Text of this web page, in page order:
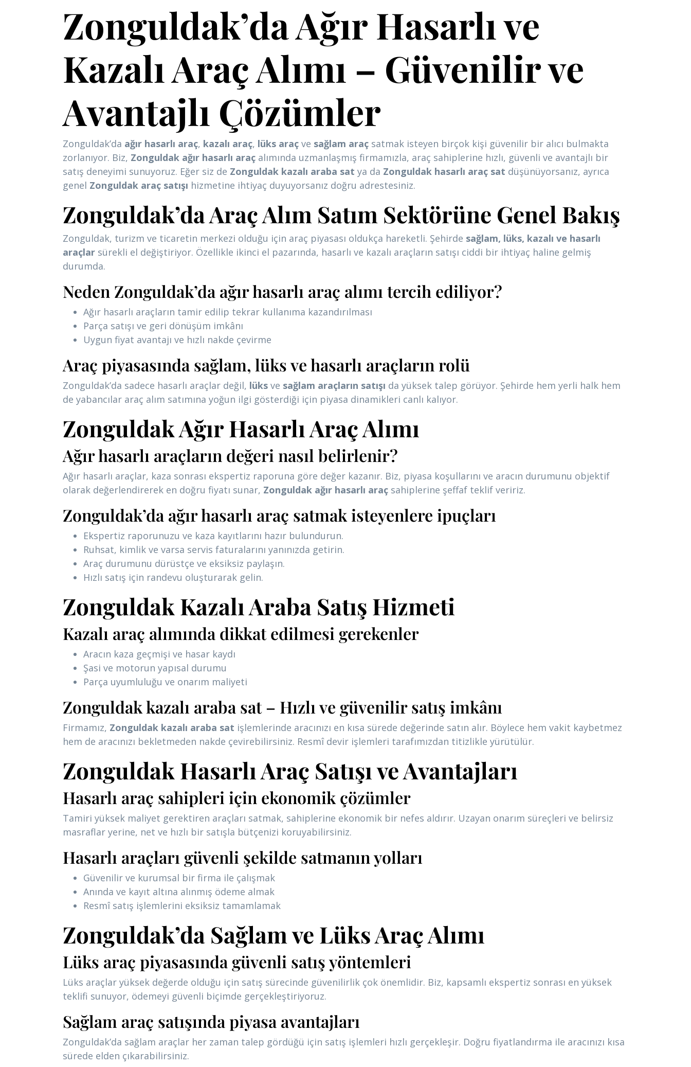
Zonguldak’da Ağır Hasarlı ve
Kazalı Araç Alımı – Güvenilir ve
Avantajlı Çözümler
Zonguldak’da ağır hasarlı araç, kazalı araç, lüks araç ve sağlam araç satmak isteyen birçok kişi güvenilir bir alıcı bulmakta
zorlanıyor. Biz, Zonguldak ağır hasarlı araç alımında uzmanlaşmış firmamızla, araç sahiplerine hızlı, güvenli ve avantajlı bir
satış deneyimi sunuyoruz. Eğer siz de Zonguldak kazalı araba sat ya da Zonguldak hasarlı araç sat düşünüyorsanız, ayrıca
genel Zonguldak araç satışı hizmetine ihtiyaç duyuyorsanız doğru adrestesiniz.
Zonguldak’da Araç Alım Satım Sektörüne Genel Bakış
Zonguldak, turizm ve ticaretin merkezi olduğu için araç piyasası oldukça hareketli. Şehirde sağlam, lüks, kazalı ve hasarlı
araçlar sürekli el değiştiriyor. Özellikle ikinci el pazarında, hasarlı ve kazalı araçların satışı ciddi bir ihtiyaç haline gelmiş
durumda.
Neden Zonguldak’da ağır hasarlı araç alımı tercih ediliyor?
Ağır hasarlı araçların tamir edilip tekrar kullanıma kazandırılması
Parça satışı ve geri dönüşüm imkânı
Uygun fiyat avantajı ve hızlı nakde çevirme
Araç piyasasında sağlam, lüks ve hasarlı araçların rolü
Zonguldak’da sadece hasarlı araçlar değil, lüks ve sağlam araçların satışı da yüksek talep görüyor. Şehirde hem yerli halk hem
de yabancılar araç alım satımına yoğun ilgi gösterdiği için piyasa dinamikleri canlı kalıyor.
Zonguldak Ağır Hasarlı Araç Alımı
Ağır hasarlı araçların değeri nasıl belirlenir?
Ağır hasarlı araçlar, kaza sonrası ekspertiz raporuna göre değer kazanır. Biz, piyasa koşullarını ve aracın durumunu objektif
olarak değerlendirerek en doğru fiyatı sunar, Zonguldak ağır hasarlı araç sahiplerine şeffaf teklif veririz.
Zonguldak’da ağır hasarlı araç satmak isteyenlere ipuçları
Ekspertiz raporunuzu ve kaza kayıtlarını hazır bulundurun.
Ruhsat, kimlik ve varsa servis faturalarını yanınızda getirin.
Araç durumunu dürüstçe ve eksiksiz paylaşın.
Hızlı satış için randevu oluşturarak gelin.
Zonguldak Kazalı Araba Satış Hizmeti
Kazalı araç alımında dikkat edilmesi gerekenler
Aracın kaza geçmişi ve hasar kaydı
Şasi ve motorun yapısal durumu
Parça uyumluluğu ve onarım maliyeti
Zonguldak kazalı araba sat – Hızlı ve güvenilir satış imkânı
Firmamız, Zonguldak kazalı araba sat işlemlerinde aracınızı en kısa sürede değerinde satın alır. Böylece hem vakit kaybetmez
hem de aracınızı bekletmeden nakde çevirebilirsiniz. Resmî devir işlemleri tarafımızdan titizlikle yürütülür.
Zonguldak Hasarlı Araç Satışı ve Avantajları
Hasarlı araç sahipleri için ekonomik çözümler
Tamiri yüksek maliyet gerektiren araçları satmak, sahiplerine ekonomik bir nefes aldırır. Uzayan onarım süreçleri ve belirsiz
masraflar yerine, net ve hızlı bir satışla bütçenizi koruyabilirsiniz.
Hasarlı araçları güvenli şekilde satmanın yolları
Güvenilir ve kurumsal bir firma ile çalışmak
Anında ve kayıt altına alınmış ödeme almak
Resmî satış işlemlerini eksiksiz tamamlamak
Zonguldak’da Sağlam ve Lüks Araç Alımı
Lüks araç piyasasında güvenli satış yöntemleri
Lüks araçlar yüksek değerde olduğu için satış sürecinde güvenilirlik çok önemlidir. Biz, kapsamlı ekspertiz sonrası en yüksek
teklifi sunuyor, ödemeyi güvenli biçimde gerçekleştiriyoruz.
Sağlam araç satışında piyasa avantajları
Zonguldak’da sağlam araçlar her zaman talep gördüğü için satış işlemleri hızlı gerçekleşir. Doğru fiyatlandırma ile aracınızı kısa
sürede elden çıkarabilirsiniz.